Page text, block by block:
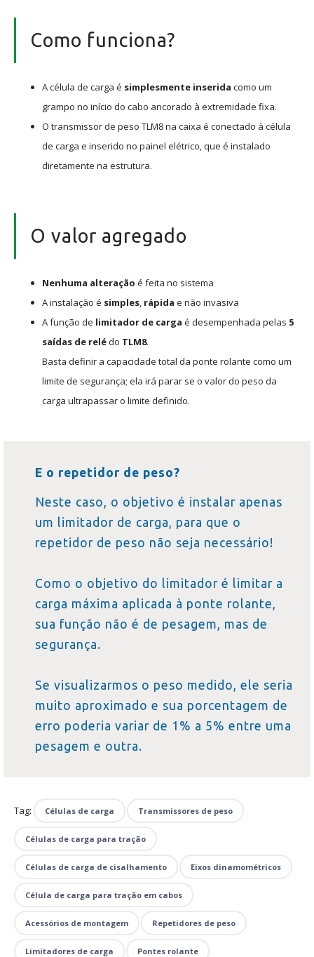
Como funciona?
A célula de carga é simplesmente inserida como um
grampo no início do cabo ancorado à extremidade fixa.
O transmissor de peso TLM8 na caixa é conectado à célula
de carga e inserido no painel elétrico, que é instalado
diretamente na estrutura.
O valor agregado
Nenhuma alteração é feita no sistema
A instalação é simples, rápida e não invasiva
A função de limitador de carga é desempenhada pelas 5
saídas de relédo TLM8.
Basta definir a capacidade total da ponte rolante como um
limite de segurança; ela irá parar se o valor do peso da
carga ultrapassar o limite definido.
E o repetidor de peso?
Neste caso, o objetivo é instalar apenas
um limitador de carga, para que o
repetidor de peso não seja necessário!
Como o objetivo do limitador é limitar a
carga máxima aplicada à ponte rolante,
sua função não é de pesagem, mas de
segurança.
Se visualizarmos o peso medido, ele seria
muito aproximado e sua porcentagem de
erro poderia variar de 1% a 5% entre uma
pesagem e outra.
Tag: Células de carga Transmissores de peso
Células de carga para tração
Células de carga de cisalhamento Eixos dinamométricos
Célula de carga para tração em cabos
Acessórios de montagem Repetidores de peso
Limitadores de carga Pontes rolante